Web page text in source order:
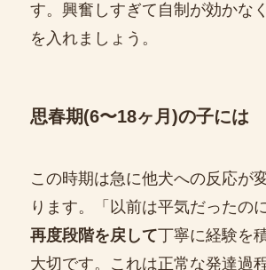
す。興奮しすぎて自制が効かな
を入れましょう。
思春期(6〜18ヶ月)の子には
この時期は急に他犬への反応が
ります。「以前は平気だったの
再度段階を戻して丁寧に経験を
大切です。これは正常な発達過